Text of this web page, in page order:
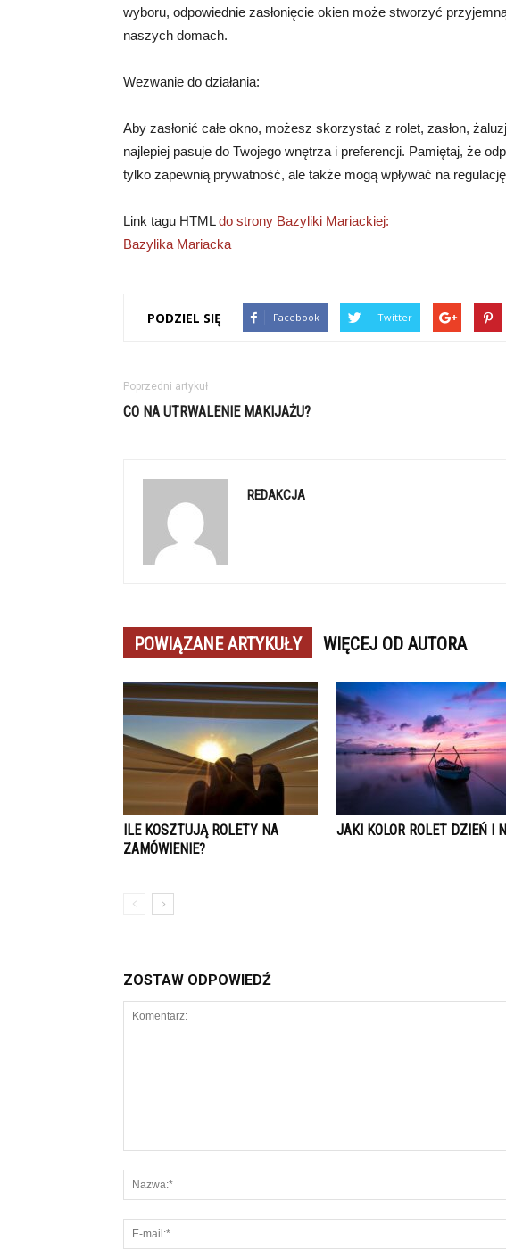
wyboru, odpowiednie zasłonięcie okien może stworzyć
naszych domach.
Wezwanie do działania:
Aby zasłonić całe okno, możesz skorzystać z rolet, zasłon,
najlepiej pasuje do Twojego wnętrza i preferencji. Pamiętaj, że
tylko zapewnią prywatność, ale także mogą wpływać na
Link tagu HTMLdo strony Bazyliki Mariackiej:
Bazylika Mariacka
PODZIEL SIĘ Facebook Twitter
Poprzedni artykuł
CO NA UTRWALENIE MAKIJAŻU?
REDAKCJA
POWIĄZANE ARTYKUŁY WIĘCEJ OD AUTORA
ILE KOSZTUJĄ ROLETY NA
ZAMÓWIENIE?
JAKI KOLOR ROLET DZIEŃ I
ZOSTAW ODPOWIEDŹ